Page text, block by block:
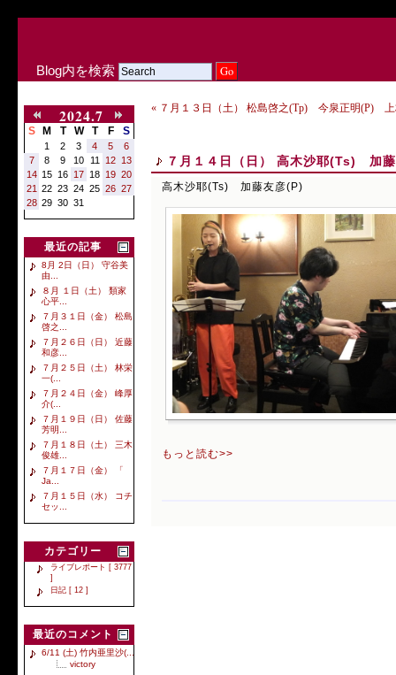
Blog内を検索
2024.7
S M T W T F S
1 2 3 4 5
6
7
8 9 10 11 12 13
14 15 16 17 18 19 20
21
22 23 24 25 26 27
28 29 30 31
最近の記事
8月 2日（日） 守谷美
由...
８月 １日（土） 類家
心平...
７月３１日（金） 松島
啓之...
７月２６日（日） 近藤
和彦...
７月２５日（土） 林栄
一(...
７月２４日（金） 峰厚
介(...
７月１９日（日） 佐藤
芳明...
７月１８日（土） 三木
俊雄...
７月１７日（金） 「
Ja...
７月１５日（水） コチ
セッ...
カテゴリー
ライブレポート [ 3777
]
日記 [ 12 ]
最近のコメント
6/11 (土) 竹内亜里沙(...
victory
« ７月１３日（土） 松島啓之(Tp) 今泉正明(P)
７月１４日（日） 高木沙耶(Ts) 加
高木沙耶(Ts) 加藤友彦(P)
もっと読む>>